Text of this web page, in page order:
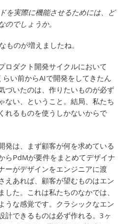
を実際に機能させるためには、ど
のでしょうか。
ものが増えましたね。
ロダクト開発サイクルにおいて
い前からAIで開発をしてきたん
づいたのは、作りたいものが必ず
ない、ということ。結局、私たち
れるものを使うしかないからで
発は、まず顧客が何を求めている
らPdMが要件をまとめてデザイナ
ーがデザインをエンジニアに渡
えあれば、顧客が望むものはエン
した。これは私たちのなかでは、
うな感覚です。クラシックなエン
計できるものは必ず作れる。3ヶ